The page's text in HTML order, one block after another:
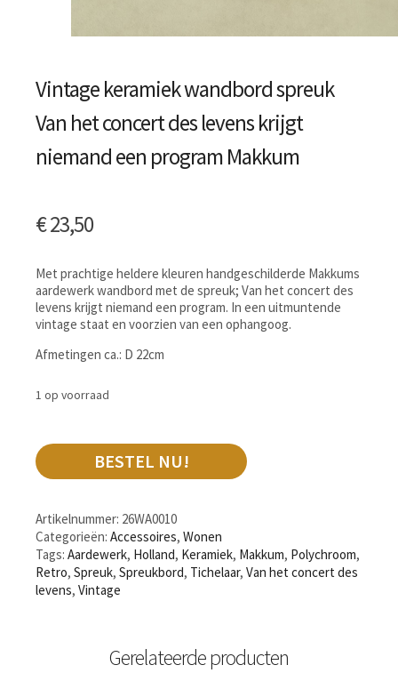
Vintage keramiek wandbord spreuk
Van het concert des levens krijgt
niemand een program Makkum
€23,50
Met prachtige heldere kleuren handgeschilderde Makkums
aardewerk wandbord met de spreuk; Van het concert des
levens krijgt niemand een program. In een uitmuntende
vintage staat en voorzien van een ophangoog.
Afmetingen ca.: D 22cm
1 op voorraad
BESTEL NU!
Artikelnummer: 26WA0010
Categorieën: Accessoires, Wonen
Tags: Aardewerk, Holland, Keramiek, Makkum, Polychroom,
Retro, Spreuk, Spreukbord, Tichelaar, Van het concert des
levens, Vintage
Gerelateerde producten